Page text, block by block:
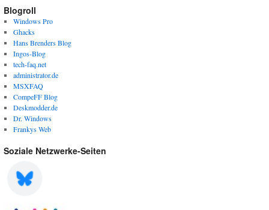
Blogroll
Windows Pro
Ghacks
Hans Brenders Blog
Ingos-Blog
tech-faq.net
administrator.de
MSXFAQ
CompeFF Blog
Deskmodder.de
Dr. Windows
Frankys Web
Soziale Netzwerke-Seiten